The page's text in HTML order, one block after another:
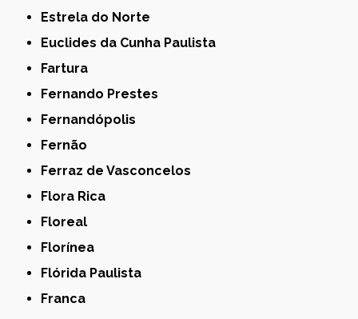
Estrela do Norte
Euclides da Cunha Paulista
Fartura
Fernando Prestes
Fernandópolis
Fernão
Ferraz de Vasconcelos
Flora Rica
Floreal
Florínea
Flórida Paulista
Franca